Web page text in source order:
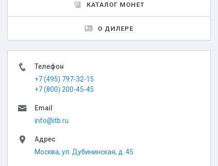
КАТАЛОГ МОНЕТ
О ДИЛЕРЕ
Телефон
+7 (495) 797-32-15
+7 (800) 200-45-45
Email
info@itb.ru
Адрес
Москва, ул. Дубининская, д. 45